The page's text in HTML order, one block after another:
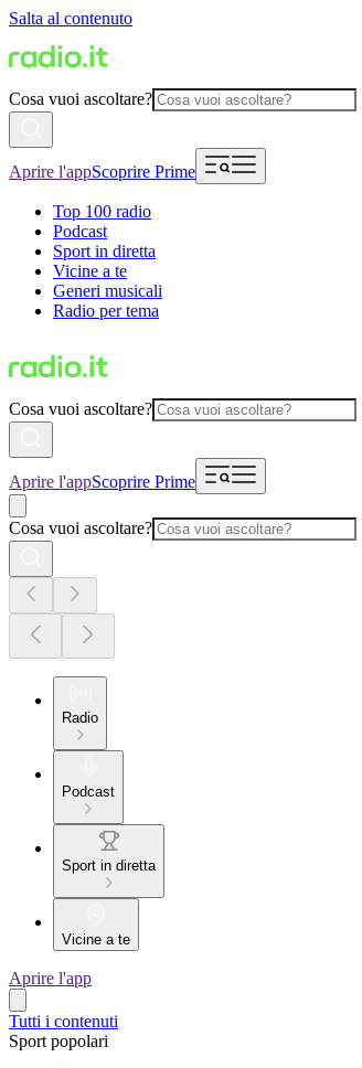
Salta al contenuto
Cosa vuoi ascoltare?
Aprire l'appScoprire Prime
Top 100 radio
Podcast
Sport in diretta
Vicine a te
Generi musicali
Radio per tema
Cosa vuoi ascoltare?
Aprire l'appScoprire Prime
Cosa vuoi ascoltare?
Radio
Podcast
Sport in diretta
Vicine a te
Aprire l'app
Tutti i contenuti
Sport popolari